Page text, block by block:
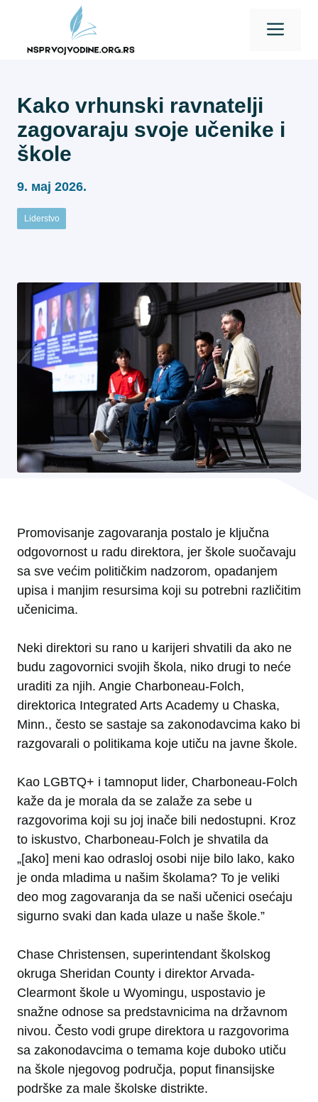
content
Kako vrhunski ravnatelji
zagovaraju svoje učenike i
škole
9. мај 2026.
Liderstvo
Promovisanje zagovaranja postalo je ključna
odgovornost u radu direktora, jer škole suočavaju
sa sve većim političkim nadzorom, opadanjem
upisa i manjim resursima koji su potrebni različitim
učenicima.
Neki direktori su rano u karijeri shvatili da ako ne
budu zagovornici svojih škola, niko drugi to neće
uraditi za njih. Angie Charboneau-Folch,
direktorica Integrated Arts Academy u Chaska,
Minn., često se sastaje sa zakonodavcima kako bi
razgovarali o politikama koje utiču na javne škole.
Kao LGBTQ+ i tamnoput lider, Charboneau-Folch
kaže da je morala da se zalaže za sebe u
razgovorima koji su joj inače bili nedostupni. Kroz
to iskustvo, Charboneau-Folch je shvatila da
„[ako] meni kao odrasloj osobi nije bilo lako, kako
je onda mladima u našim školama? To je veliki
deo mog zagovaranja da se naši učenici osećaju
sigurno svaki dan kada ulaze u naše škole.”
Chase Christensen, superintendant školskog
okruga Sheridan County i direktor Arvada-
Clearmont škole u Wyomingu, uspostavio je
snažne odnose sa predstavnicima na državnom
nivou. Često vodi grupe direktora u razgovorima
sa zakonodavcima o temama koje duboko utiču
na škole njegovog područja, poput finansijske
podrške za male školske distrikte.